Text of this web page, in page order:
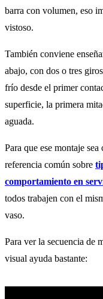
barra con volumen, eso
vistoso.
También conviene
abajo, con dos o tres
frío desde el primer
superficie, la primera
aguada.
Para que ese montaje
referencia común sobre
comportamiento en
todos trabajen con el
vaso.
Para ver la secuencia de
visual ayuda bastante: